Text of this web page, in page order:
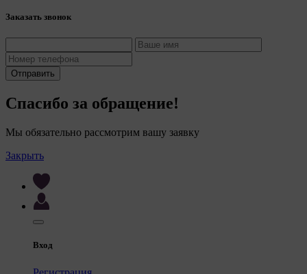
Заказать звонок
Отправить
Спасибо за обращение!
Мы обязательно рассмотрим вашу заявку
Закрыть
Вход